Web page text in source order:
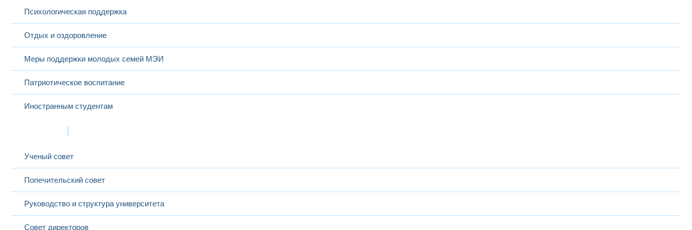
Психологическая поддержка
Отдых и оздоровление
Меры поддержки молодых семей МЭИ
Патриотическое воспитание
Иностранным студентам
Ученый совет
Попечительский совет
Руководство и структура университета
Совет директоров